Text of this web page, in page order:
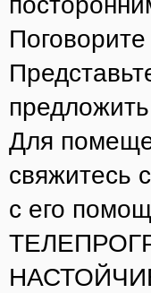
Для
с его